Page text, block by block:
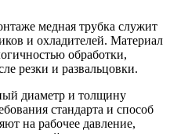
медная трубка служит
и охладителей. Материал
обработки,
резки и развальцовки.
диаметр и толщину
стандарта и способ
на рабочее давление,